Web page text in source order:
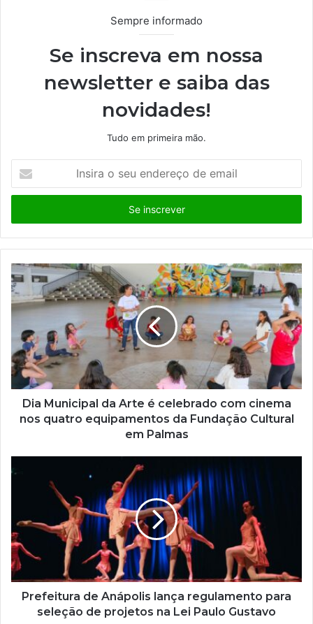
Sempre informado
Se inscreva em nossa
newsletter e saiba das
novidades!
Tudo em primeira mão.
s
r
a
s
e
u
e
e
r
e
e
m
Dia Municipal da Arte é celebrado com cinema
nos quatro equipamentos da Fundação Cultural
em Palmas
Prefeitura de Anápolis lança regulamento para
seleção de projetos na Lei Paulo Gustavo